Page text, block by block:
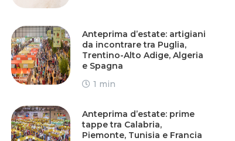
Anteprima d’estate: artigiani
da incontrare tra Puglia,
Trentino-Alto Adige, Algeria
e Spagna
1 min
Anteprima d’estate: prime
tappe tra Calabria,
Piemonte, Tunisia e Francia